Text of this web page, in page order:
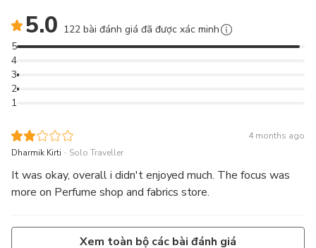
5.0 122 bài đánh giá đã được xác minh
1
2
3
4
5
4 months ago
Dharmik Kirti . Solo Traveller
It was okay, overall i didn't enjoyed much. The focus was
more on Perfume shop and fabrics store.
Xem toàn bộ các bài đánh giá